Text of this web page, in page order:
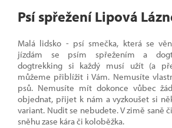
Psí spřežení Lipová
Malá lidsko - psí smečka, která se
jízdám se psím spřežením a
dogtrekking si každý musí užít (a
můžeme přiblížit i Vám. Nemusíte
psů. Nemusíte mít dokonce vůbec
objednat, přijet k nám a vyzkoušet si
variant. Nudit se nebudete. V zimě saně
sněhu zase kára či koloběžka.